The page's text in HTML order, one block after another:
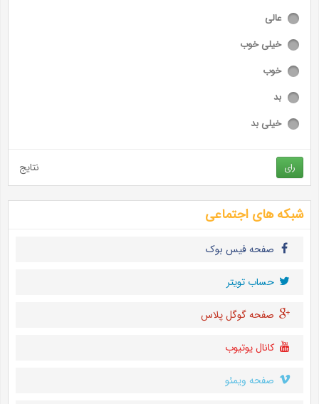
عالی
خیلی خوب
خوب
بد
خیلی بد
رای نتایج
شبکه های اجتماعی
صفحه فیس بوک
حساب تويتر
صفحه گوگل پلاس
کانال یوتیوب
صفحه ویمئو